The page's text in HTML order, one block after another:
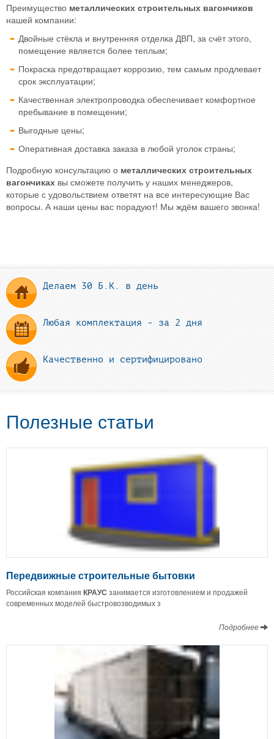
Преимущество металлических строительных вагончиков
нашей компании:
Двойные стёкла и внутренняя отделка ДВП, за счёт этого,
помещение является более теплым;
Покраска предотвращает коррозию, тем самым продлевает
срок эксплуатации;
Качественная электропроводка обеспечивает комфортное
пребывание в помещении;
Выгодные цены;
Оперативная доставка заказа в любой уголок страны;
Подробную консультацию о металлических строительных
вагончиках вы сможете получить у наших менеджеров,
которые с удовольствием ответят на все интересующие Вас
вопросы. А наши цены вас порадуют! Мы ждём вашего звонка!
Делаем 30 Б.К. в день
Любая комплектация - за 2 дня
Качественно и сертифицировано
Полезные статьи
Передвижные строительные бытовки
Российская компания КРАУС занимается изготовлением и продажей
современных моделей быстровозводимых з
Подробнее